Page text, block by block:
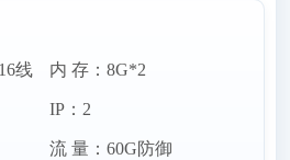
线
内 存：8G*2
IP：2
流 量：60G防御